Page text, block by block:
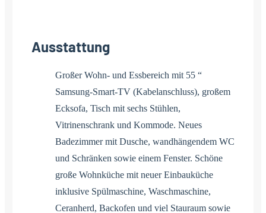
Ausstattung
Großer Wohn- und Essbereich mit 55 “
Samsung-Smart-TV (Kabelanschluss), großem
Ecksofa, Tisch mit sechs Stühlen,
Vitrinenschrank und Kommode. Neues
Badezimmer mit Dusche, wandhängendem WC
und Schränken sowie einem Fenster. Schöne
große Wohnküche mit neuer Einbauküche
inklusive Spülmaschine, Waschmaschine,
Ceranherd, Backofen und viel Stauraum sowie